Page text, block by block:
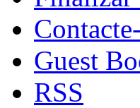
Guest
RSS